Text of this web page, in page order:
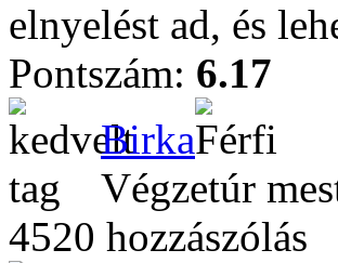
elnyelést ad, és
Pontszám: 6.17
Birka
Végzetúr
4520 hozzászólás